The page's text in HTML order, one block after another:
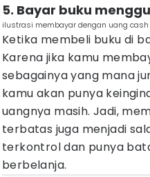
5. Bayar buku
ilustrasi membayar dengan uang
Ketika membeli buku di
Karena jika kamu
sebagainya yang mana
kamu akan punya
uangnya masih. Jadi,
terbatas juga menjadi
terkontrol dan punya
berbelanja.